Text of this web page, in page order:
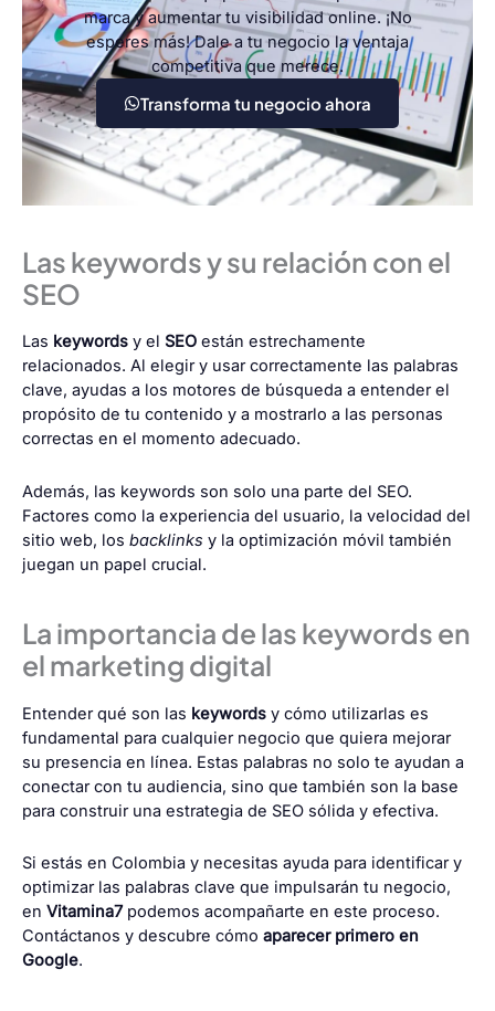
marca y aumentar tu visibilidad online. ¡No
esperes más! Dale a tu negocio la ventaja
competitiva que merece.
Transforma tu negocio ahora
Las keywords y su relación con el
SEO
Las keywords y el SEO están estrechamente
relacionados. Al elegir y usar correctamente las palabras
clave, ayudas a los motores de búsqueda a entender el
propósito de tu contenido y a mostrarlo a las personas
correctas en el momento adecuado.
Además, las keywords son solo una parte del SEO.
Factores como la experiencia del usuario, la velocidad del
sitio web, los backlinks y la optimización móvil también
juegan un papel crucial.
La importancia de las keywords en
el marketing digital
Entender qué son las keywords y cómo utilizarlas es
fundamental para cualquier negocio que quiera mejorar
su presencia en línea. Estas palabras no solo te ayudan a
conectar con tu audiencia, sino que también son la base
para construir una estrategia de SEO sólida y efectiva.
Si estás en Colombia y necesitas ayuda para identificar y
optimizar las palabras clave que impulsarán tu negocio,
en Vitamina7podemos acompañarte en este proceso.
Contáctanos y descubre cómo aparecer primero en
Google.